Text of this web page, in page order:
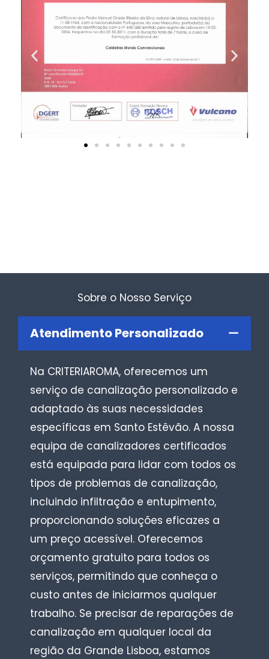
Sobre o Nosso Serviço
Atendimento Personalizado
Na CRITERIAROMA, oferecemos um
serviço de canalização personalizado e
adaptado às suas necessidades
específicas em Santo Estêvão. A nossa
equipa de canalizadores certificados
está equipada para lidar com todos os
tipos de problemas de canalização,
incluindo infiltração e entupimento,
proporcionando soluções eficazes a
um preço acessível. Oferecemos
orçamento gratuito para todos os
serviços, permitindo que conheça o
custo antes de iniciarmos qualquer
trabalho. Se precisar de reparações de
canalização em qualquer local da
região da Grande Lisboa, estamos